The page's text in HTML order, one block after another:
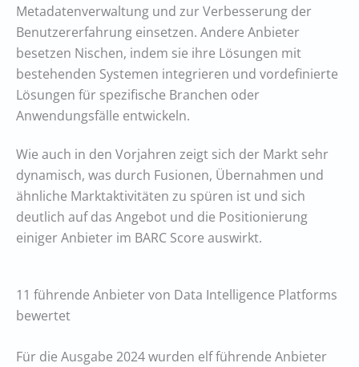
Metadatenverwaltung und zur Verbesserung der
Benutzererfahrung einsetzen. Andere Anbieter
besetzen Nischen, indem sie ihre Lösungen mit
bestehenden Systemen integrieren und vordefinierte
Lösungen für spezifische Branchen oder
Anwendungsfälle entwickeln.
Wie auch in den Vorjahren zeigt sich der Markt sehr
dynamisch, was durch Fusionen, Übernahmen und
ähnliche Marktaktivitäten zu spüren ist und sich
deutlich auf das Angebot und die Positionierung
einiger Anbieter im BARC Score auswirkt.
11 führende Anbieter von Data Intelligence Platforms
bewertet
Für die Ausgabe 2024 wurden elf führende Anbieter